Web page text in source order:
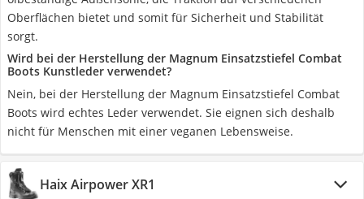
Oberflächen bietet und somit für Sicherheit und Stabilität
sorgt.
Wird bei der Herstellung der Magnum Einsatzstiefel Combat
Boots Kunstleder verwendet?
Nein, bei der Herstellung der Magnum Einsatzstiefel Combat
Boots wird echtes Leder verwendet. Sie eignen sich deshalb
nicht für Menschen mit einer veganen Lebensweise.
Haix Airpower XR1